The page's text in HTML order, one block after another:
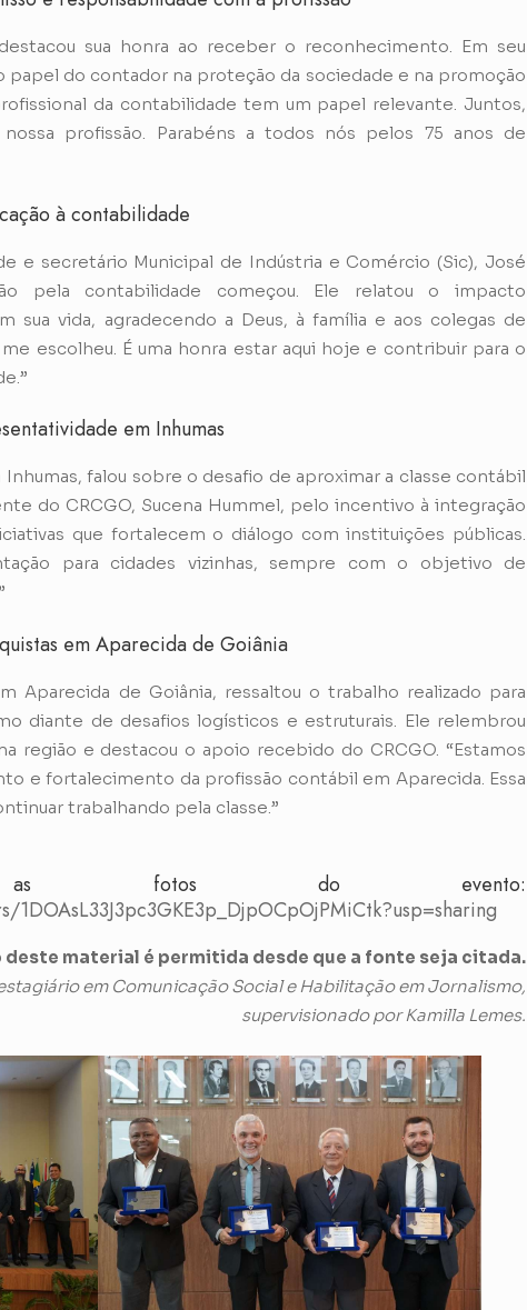
sua honra ao receber o reconhecimento. Em seu
papel do contador na proteção da sociedade e na promoção
da contabilidade tem um papel relevante. Juntos,
profissão. Parabéns a todos nós pelos 75 anos de
à contabilidade
e secretário Municipal de Indústria e Comércio (Sic), José
pela contabilidade começou. Ele relatou o impacto
sua vida, agradecendo a Deus, à família e aos colegas de
escolheu. É uma honra estar aqui hoje e contribuir para o
em Inhumas
falou sobre o desafio de aproximar a classe contábil
do CRCGO, Sucena Hummel, pelo incentivo à integração
que fortalecem o diálogo com instituições públicas.
para cidades vizinhas, sempre com o objetivo de
em Aparecida de Goiânia
Aparecida de Goiânia, ressaltou o trabalho realizado para
diante de desafios logísticos e estruturais. Ele relembrou
região e destacou o apoio recebido do CRCGO. “Estamos
e fortalecimento da profissão contábil em Aparecida. Essa
trabalhando pela classe.”
fotos do evento:
deste material é permitida desde que a fonte seja citada.
em Comunicação Social e Habilitação em Jornalismo,
supervisionado por Kamilla Lemes.